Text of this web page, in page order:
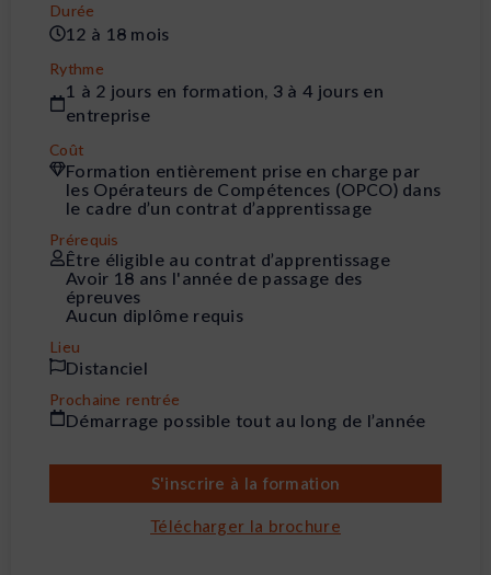
Durée
12 à 18 mois
Rythme
1 à 2 jours en formation, 3 à 4 jours en
entreprise
Coût
Formation entièrement prise en charge par
les Opérateurs de Compétences (OPCO) dans
le cadre d’un contrat d’apprentissage
Prérequis
Être éligible au contrat d’apprentissage
Avoir 18 ans l'année de passage des
épreuves
Aucun diplôme requis
Lieu
Distanciel
Prochaine rentrée
Démarrage possible tout au long de l’année
S'inscrire à la formation
Télécharger la brochure